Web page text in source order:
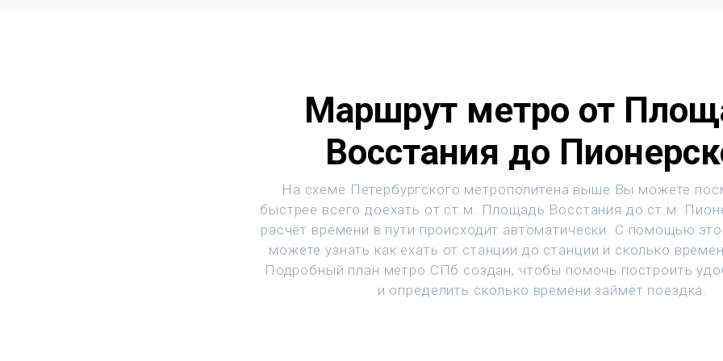
Маршрут метро от
Восстания до
На схеме Петербургского метрополитена выше Вы можете
быстрее всего доехать от ст.м. Площадь Восстания до ст.м.
расчёт времени в пути происходит автоматически. С помощью
можете узнать как ехать от станции до станции и сколько
Подробный план метро СПб создан, чтобы помочь построить
и определить сколько времени займёт поездка.